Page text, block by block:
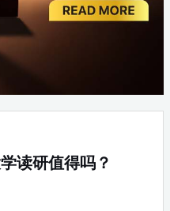
读研值得吗？